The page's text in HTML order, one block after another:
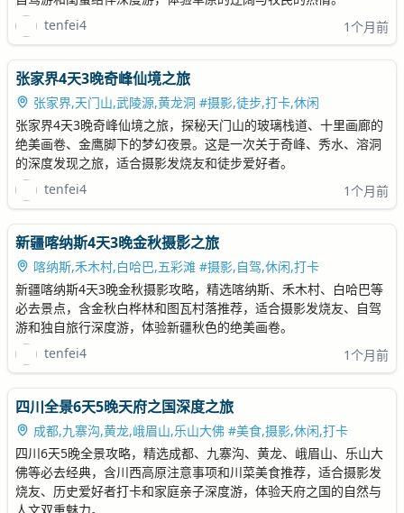
tenfei4
1个月前
张家界4天3晚奇峰仙境之旅
张家界,天门山,武陵源,黄龙洞 #摄影,徒步,打卡,休闲
张家界4天3晚奇峰仙境之旅，探秘天门山的玻璃栈道、十里画廊的
绝美画卷、金鹰脚下的梦幻夜景。这是一次关于奇峰、秀水、溶洞
的深度发现之旅，适合摄影发烧友和徒步爱好者。
tenfei4
1个月前
新疆喀纳斯4天3晚金秋摄影之旅
喀纳斯,禾木村,白哈巴,五彩滩 #摄影,自驾,休闲,打卡
新疆喀纳斯4天3晚金秋摄影攻略，精选喀纳斯、禾木村、白哈巴等
必去景点，含金秋白桦林和图瓦村落推荐，适合摄影发烧友、自驾
游和独自旅行深度游，体验新疆秋色的绝美画卷。
tenfei4
1个月前
四川全景6天5晚天府之国深度之旅
成都,九寨沟,黄龙,峨眉山,乐山大佛 #美食,摄影,休闲,打卡
四川6天5晚全景攻略，精选成都、九寨沟、黄龙、峨眉山、乐山大
佛等必去经典，含川西高原注意事项和川菜美食推荐，适合摄影发
烧友、历史爱好者打卡和家庭亲子深度游，体验天府之国的自然与